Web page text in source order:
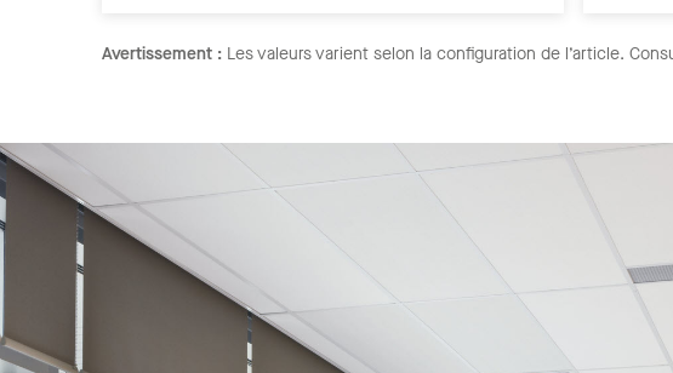
Avertissement : Les valeurs varient selon la configuration de l’article.